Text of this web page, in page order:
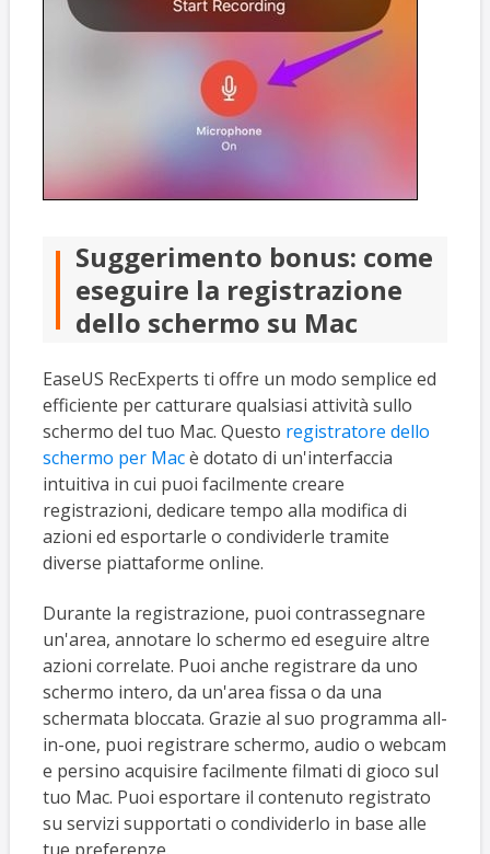
Suggerimento bonus: come
eseguire la registrazione
dello schermo su Mac
EaseUS RecExperts ti offre un modo semplice ed
efficiente per catturare qualsiasi attività sullo
schermo del tuo Mac. Questo registratore dello
schermo per Macè dotato di un'interfaccia
intuitiva in cui puoi facilmente creare
registrazioni, dedicare tempo alla modifica di
azioni ed esportarle o condividerle tramite
diverse piattaforme online.
Durante la registrazione, puoi contrassegnare
un'area, annotare lo schermo ed eseguire altre
azioni correlate. Puoi anche registrare da uno
schermo intero, da un'area fissa o da una
schermata bloccata. Grazie al suo programma all-
in-one, puoi registrare schermo, audio o webcam
e persino acquisire facilmente filmati di gioco sul
tuo Mac. Puoi esportare il contenuto registrato
su servizi supportati o condividerlo in base alle